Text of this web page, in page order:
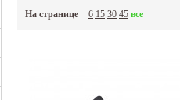
На странице 6 15 30 45 все